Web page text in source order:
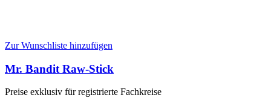
Zur Wunschliste hinzufügen
Mr. Bandit Raw-Stick
Preise exklusiv für registrierte Fachkreise